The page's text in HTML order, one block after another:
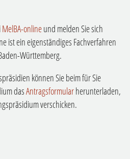
MelBA-onlineund melden Sie sich
ist ein eigenständiges Fachverfahren
Württemberg.
können Sie beim für Sie
dasAntragsformularherunterladen,
verschicken.